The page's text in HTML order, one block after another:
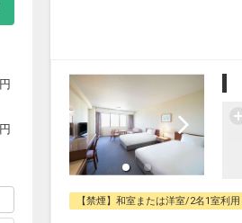
円
円
【禁煙】和室または洋室/2名1室利用